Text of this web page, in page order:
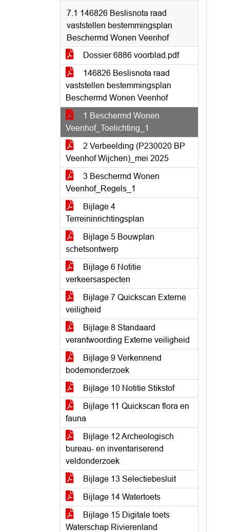
7.1 146826 Beslisnota raad
vaststellen bestemmingsplan
Beschermd Wonen Veenhof
Dossier 6886 voorblad.pdf
146826 Beslisnota raad
vaststellen bestemmingsplan
Beschermd Wonen Veenhof
1 Beschermd Wonen
Veenhof_Toelichting_1
2 Verbeelding (P230020 BP
Veenhof Wijchen)_mei 2025
3 Beschermd Wonen
Veenhof_Regels_1
Bijlage 4
Terreininrichtingsplan
Bijlage 5 Bouwplan
schetsontwerp
Bijlage 6 Notitie
verkeersaspecten
Bijlage 7 Quickscan Externe
veiligheid
Bijlage 8 Standaard
verantwoording Externe veiligheid
Bijlage 9 Verkennend
bodemonderzoek
Bijlage 10 Notitie Stikstof
Bijlage 11 Quickscan flora en
fauna
Bijlage 12 Archeologisch
bureau- en inventariserend
veldonderzoek
Bijlage 13 Selectiebesluit
Bijlage 14 Watertoets
Bijlage 15 Digitale toets
Waterschap Rivierenland